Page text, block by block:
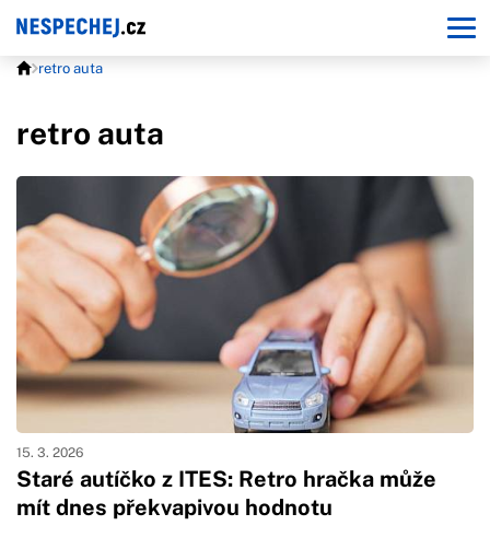
retro auta
retro auta
Staré autíčko z ITES: Retro hračka může
mít dnes překvapivou hodnotu
15. 3. 2026